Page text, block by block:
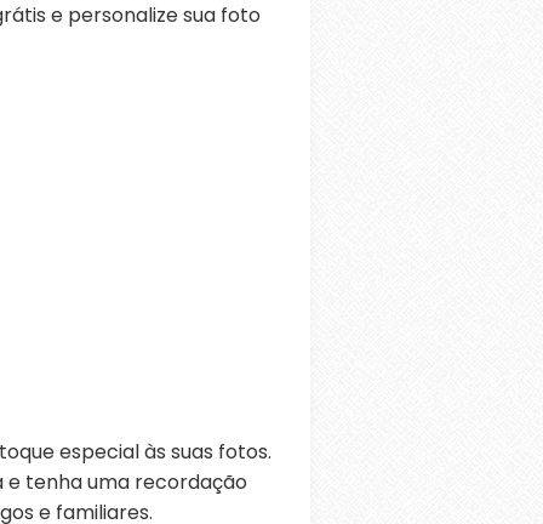
e personalize sua foto
especial às suas fotos.
e tenha uma recordação
e familiares.